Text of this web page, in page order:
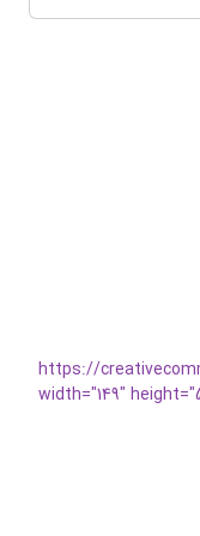
https://
width="149"